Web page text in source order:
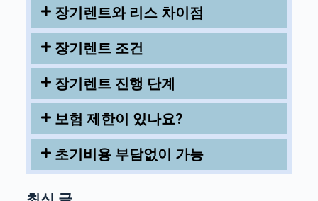
장기렌트와 리스 차이점
장기렌트 조건
장기렌트 진행 단계
보험 제한이 있나요?
초기비용 부담없이 가능